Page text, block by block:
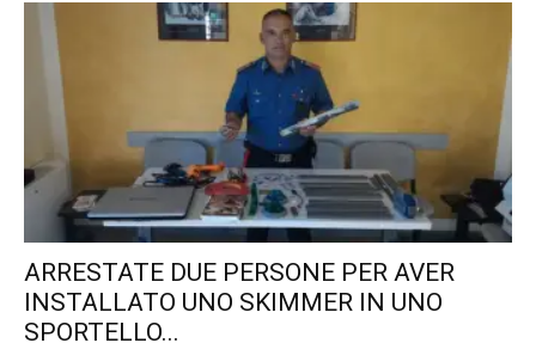
ARRESTATE DUE PERSONE PER AVER
INSTALLATO UNO SKIMMER IN UNO
SPORTELLO...